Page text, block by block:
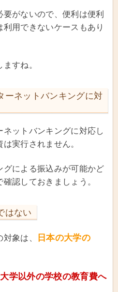
がないので、便利は便利
用できないケースもあり
すね。
ーネットバンキングに対
ットバンキングに対応し
実行されません。
グによる振込みが可能かど
認しておきましょう。
はない
象は、
日本の大学の
学以外の学校の教育費へ